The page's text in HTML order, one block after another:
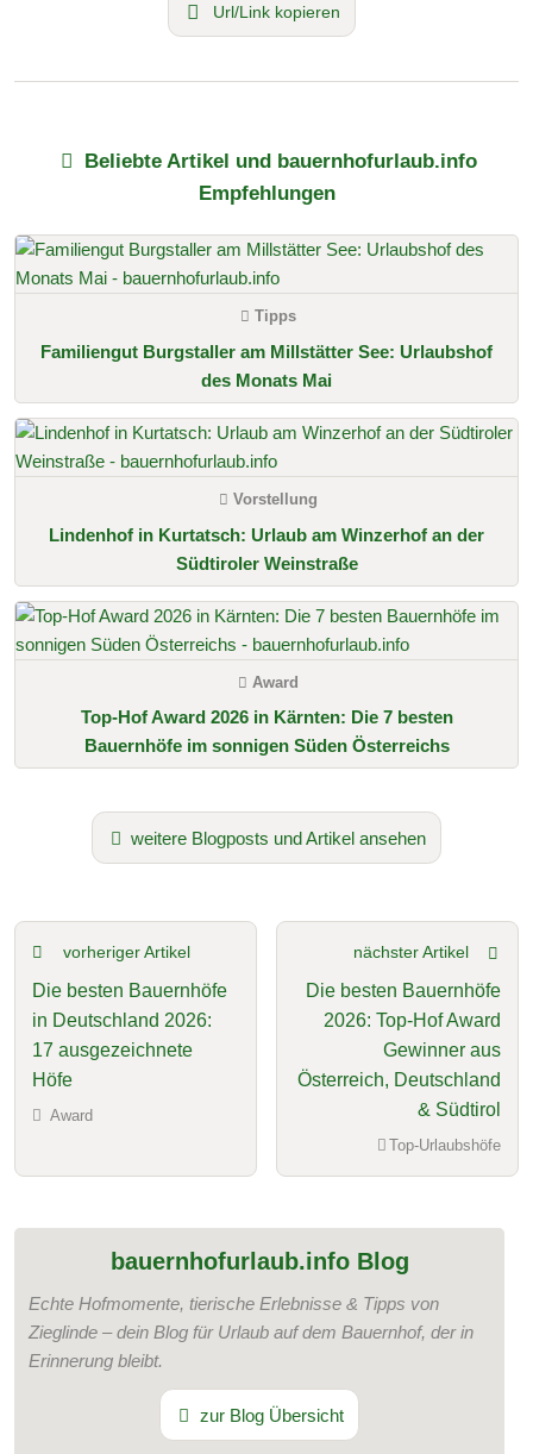
Url/Link kopieren
Beliebte Artikel und bauernhofurlaub.info
Empfehlungen
Tipps
Familiengut Burgstaller am Millstätter See: Urlaubshof
des Monats Mai
Vorstellung
Lindenhof in Kurtatsch: Urlaub am Winzerhof an der
Südtiroler Weinstraße
Award
Top-Hof Award 2026 in Kärnten: Die 7 besten
Bauernhöfe im sonnigen Süden Österreichs
weitere Blogposts und Artikel ansehen
vorheriger Artikel
Die besten Bauernhöfe
in Deutschland 2026:
17 ausgezeichnete
Höfe
Award
nächster Artikel
Die besten Bauernhöfe
2026: Top-Hof Award
Gewinner aus
Österreich, Deutschland
& Südtirol
Top-Urlaubshöfe
bauernhofurlaub.info Blog
Echte Hofmomente, tierische Erlebnisse & Tipps von
Zieglinde – dein Blog für Urlaub auf dem Bauernhof, der in
Erinnerung bleibt.
zur Blog Übersicht